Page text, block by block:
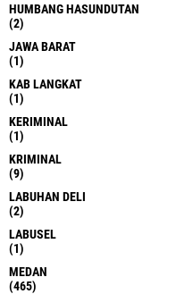
HUMBANG HASUNDUTAN
(2)
JAWA BARAT
(1)
KAB LANGKAT
(1)
KERIMINAL
(1)
KRIMINAL
(9)
LABUHAN DELI
(2)
LABUSEL
(1)
MEDAN
(465)